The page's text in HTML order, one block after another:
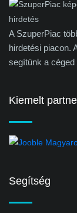
A SzuperPiac
hirdetési piacon.
segítünk a
Kiemelt
Segítség